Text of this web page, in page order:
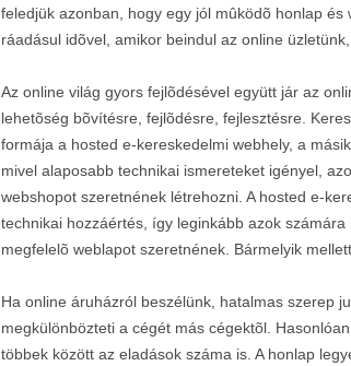
feledjük azonban, hogy egy jól mûködõ honlap
ráadásul idõvel, amikor beindul az online
Az online világ gyors fejlõdésével együtt jár az
lehetõség bõvítésre, fejlõdésre, fejlesztésre.
formája a hosted e-kereskedelmi webhely, a
mivel alaposabb technikai ismereteket igényel,
webshopot szeretnének létrehozni. A hosted e-
technikai hozzáértés, így leginkább azok
megfelelõ weblapot szeretnének. Bármelyik
Ha online áruházról beszélünk, hatalmas szerep
megkülönbözteti a cégét más cégektõl.
többek között az eladások száma is. A honlap